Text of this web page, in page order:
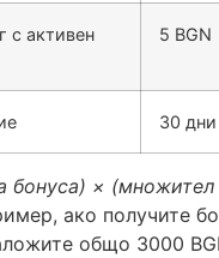
с активен
5 BGN
30 дни
бонуса) × (множител
ако получите
общо 3000